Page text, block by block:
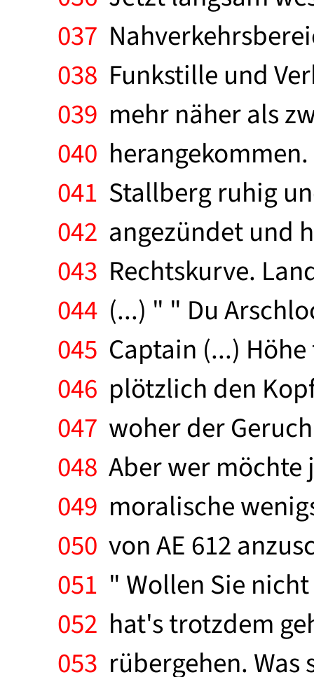
037
038 Funkstille und
039 mehr näher als
040
041 Stallberg ruhig
042 angezündet und
043 Rechtskurve.
044 (...) " " Du
045 Captain (...)
046 plötzlich den
047 woher der
048 Aber wer möchte
049 moralische
050 von AE 612
051 " Wollen Sie
052 hat's trotzdem
053 rübergehen.